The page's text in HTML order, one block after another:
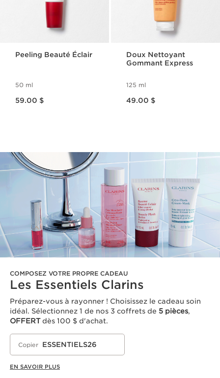
Peeling Beauté Éclair
50 ml
59.00 $
Doux Nettoyant
Gommant Express
125 ml
49.00 $
COMPOSEZ VOTRE PROPRE CADEAU
Les Essentiels Clarins
Préparez-vous à rayonner ! Choisissez le cadeau soin
idéal. Sélectionnez 1 de nos 3 coffrets de 5 pièces,
OFFERTdès 100 $ d'achat.
Copier ESSENTIELS26
EN SAVOIR PLUS